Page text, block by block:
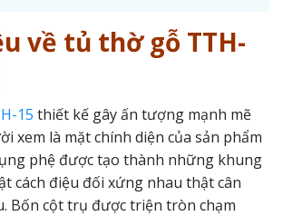
về tủ thờ gỗ TTH-
15 thiết kế gây ấn tượng mạnh mẽ
xem là mặt chính diện của sản phẩm
phệ được tạo thành những khung
cách điệu đối xứng nhau thật cân
Bốn cột trụ được triện tròn chạm